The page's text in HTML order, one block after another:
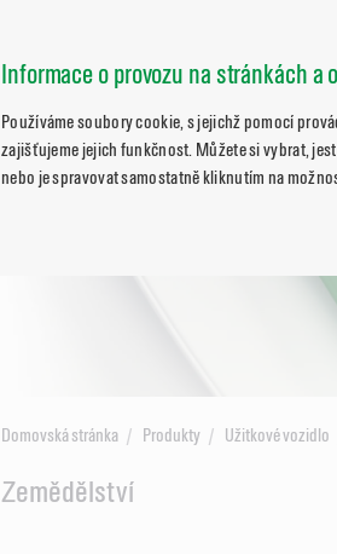
Informace o provozu na stránkách a
Používáme soubory cookie, s jejichž pomocí
zajišťujeme jejich funkčnost. Můžete si vybrat,
nebo je spravovat samostatně kliknutím na
Domovská stránka Produkty Užitkové vozidlo
Zemědělství